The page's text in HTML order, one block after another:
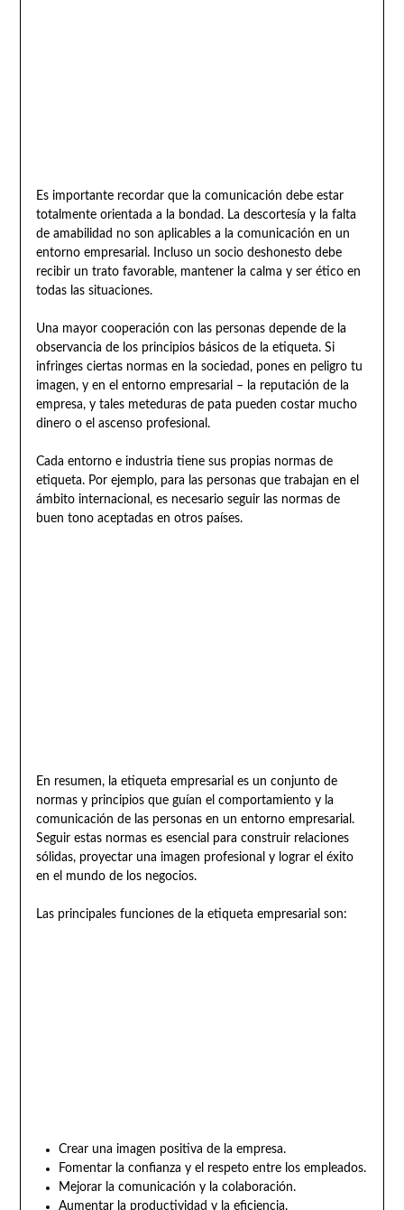
Es importante recordar que la comunicación debe estar
totalmente orientada a la bondad. La descortesía y la falta
de amabilidad no son aplicables a la comunicación en un
entorno empresarial. Incluso un socio deshonesto debe
recibir un trato favorable, mantener la calma y ser ético en
todas las situaciones.
Una mayor cooperación con las personas depende de la
observancia de los principios básicos de la etiqueta. Si
infringes ciertas normas en la sociedad, pones en peligro tu
imagen, y en el entorno empresarial – la reputación de la
empresa, y tales meteduras de pata pueden costar mucho
dinero o el ascenso profesional.
Cada entorno e industria tiene sus propias normas de
etiqueta. Por ejemplo, para las personas que trabajan en el
ámbito internacional, es necesario seguir las normas de
buen tono aceptadas en otros países.
En resumen, la etiqueta empresarial es un conjunto de
normas y principios que guían el comportamiento y la
comunicación de las personas en un entorno empresarial.
Seguir estas normas es esencial para construir relaciones
sólidas, proyectar una imagen profesional y lograr el éxito
en el mundo de los negocios.
Las principales funciones de la etiqueta empresarial son:
Crear una imagen positiva de la empresa.
Fomentar la confianza y el respeto entre los empleados.
Mejorar la comunicación y la colaboración.
Aumentar la productividad y la eficiencia.